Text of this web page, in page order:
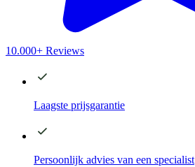
10.000+ Reviews
Laagste prijsgarantie
Persoonlijk advies van een specialist